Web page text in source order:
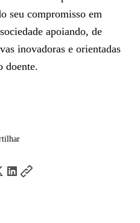
seu compromisso em
apoiando, de
inovadoras e orientadas
doente.